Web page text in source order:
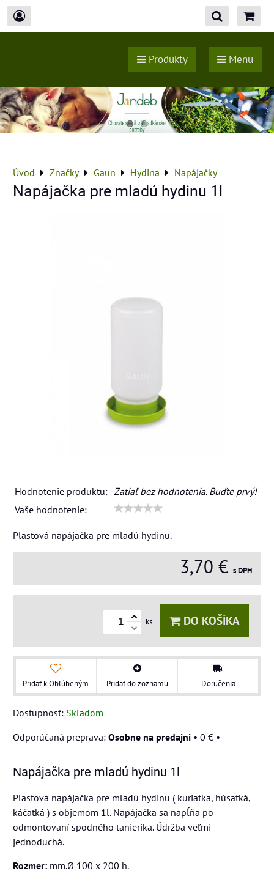
Produkty Menu
Úvod Značky Gaun Hydina Napájačky
Napájačka pre mladú hydinu 1l
Hodnotenie produktu: Zatiaľ bez hodnotenia. Buďte prvý!
Vaše hodnotenie:
Plastová napájačka pre mladú hydinu.
3,70 € s DPH
ks DO KOŠÍKA
Pridať k Obľúbeným Pridať do zoznamu Doručenia
Dostupnosť: Skladom
Osobne na predajni • 0 € •
Napájačka pre mladú hydinu 1l
Plastová napájačka pre mladú hydinu ( kuriatka, húsatká,
káčatká ) s objemom 1l. Napájačka sa napĺňa po
odmontovaní spodného tanierika. Údržba veľmi
jednoduchá.
Rozmer: mm.Ø 100 x 200 h.